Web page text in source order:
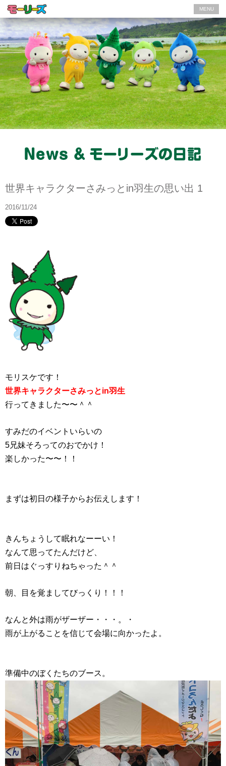
MENU
世界キャラクターさみっとin羽生の思い出 1
2016/11/24
モリスケです！
世界キャラクターさみっとin羽生
行ってきました〜〜＾＾
すみだのイベントいらいの
5兄妹そろってのおでかけ！
楽しかった〜〜！！
まずは初日の様子からお伝えします！
きんちょうして眠れなーーい！
なんて思ってたんだけど、
前日はぐっすりねちゃった＾＾
朝、目を覚ましてびっくり！！！
なんと外は雨がザーザー・・・。・
雨が上がることを信じて会場に向かったよ。
準備中のぼくたちのブース。